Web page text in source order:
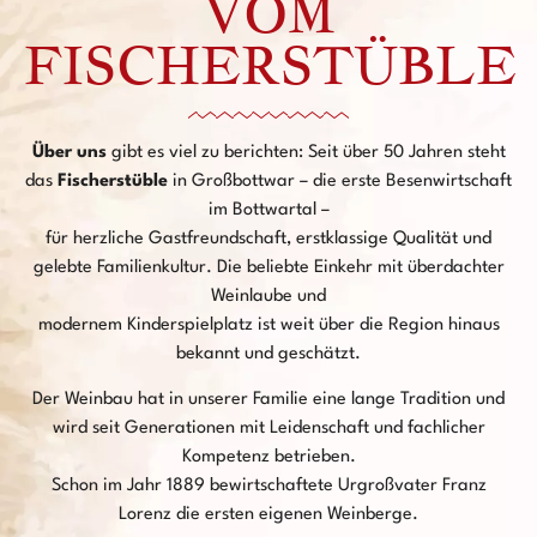
VOM
FISCHERSTÜBLE
Über unsgibt es viel zu berichten: Seit über 50 Jahren steht
das Fischerstüble in Großbottwar – die erste Besenwirtschaft
im Bottwartal –
für herzliche Gastfreundschaft, erstklassige Qualität und
gelebte Familienkultur. Die beliebte Einkehr mit überdachter
Weinlaube und
modernem Kinderspielplatz ist weit über die Region hinaus
bekannt und geschätzt.
Der Weinbau hat in unserer Familie eine lange Tradition und
wird seit Generationen mit Leidenschaft und fachlicher
Kompetenz betrieben.
Schon im Jahr 1889 bewirtschaftete Urgroßvater Franz
Lorenz die ersten eigenen Weinberge.